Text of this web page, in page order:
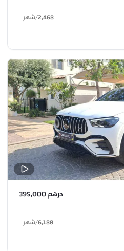
2,468
/شهر
درهم 395,000
6,188
/شهر